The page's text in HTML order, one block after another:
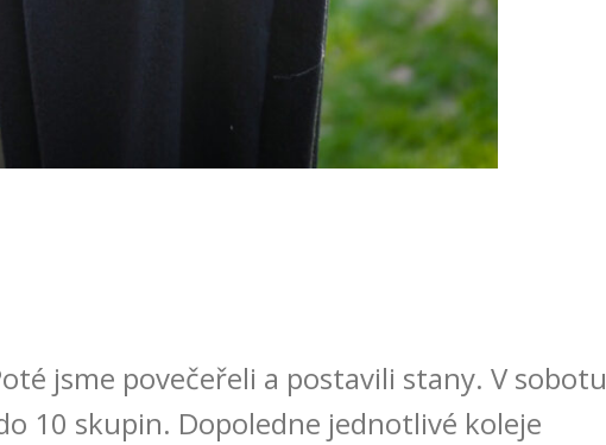
jsme povečeřeli a postavili stany. V sobotu
10 skupin. Dopoledne jednotlivé koleje